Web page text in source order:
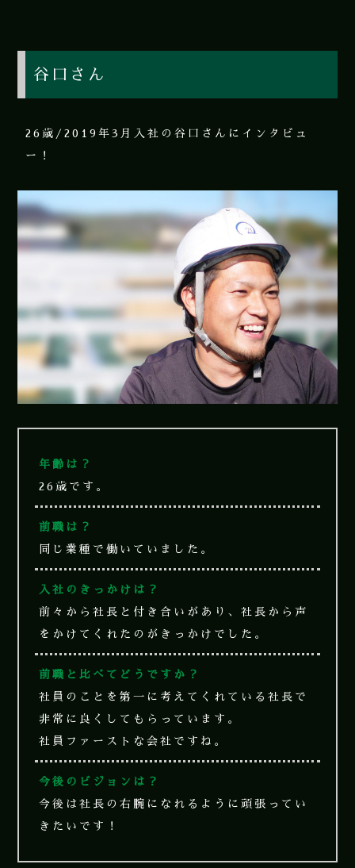
谷口さん
26歳/2019年3月入社の谷口さんにインタビュ
ー！
年齢は？
26歳です。
前職は？
同じ業種で働いていました。
入社のきっかけは？
前々から社長と付き合いがあり、社長から声
をかけてくれたのがきっかけでした。
前職と比べてどうですか？
社員のことを第一に考えてくれている社長で
非常に良くしてもらっています。
社員ファーストな会社ですね。
今後のビジョンは？
今後は社長の右腕になれるように頑張ってい
きたいです！